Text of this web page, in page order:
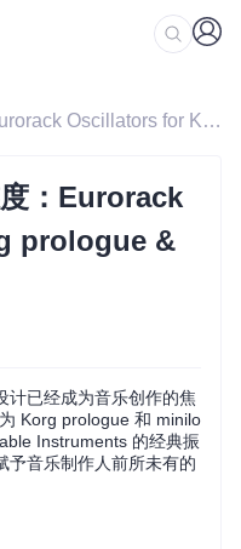
/ 探索音乐创意的新维度：Eurorack Oscillators for Korg prologue & minilogue XD
：Eurorack
prologue &
计已经成为音乐创作的焦
Korg prologue 和 minilo
Instruments 的经典振
予音乐制作人前所未有的